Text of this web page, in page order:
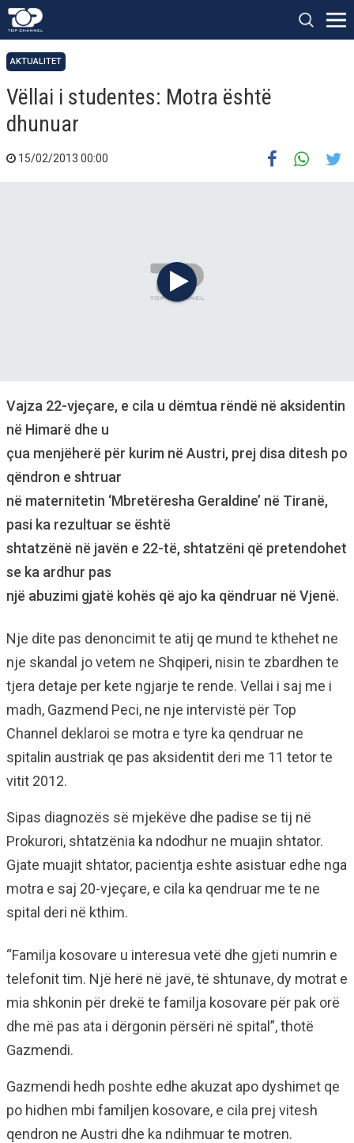
AKTUALITET
Vëllai i studentes: Motra është
dhunuar
15/02/2013 00:00
Vajza 22-vjeçare, e cila u dëmtua rëndë në aksidentin
në Himarë dhe u
çua menjëherë për kurim në Austri, prej disa ditesh po
qëndron e shtruar
në maternitetin ‘Mbretëresha Geraldine’ në Tiranë,
pasi ka rezultuar se është
shtatzënë në javën e 22-të, shtatzëni që pretendohet
se ka ardhur pas
një abuzimi gjatë kohës që ajo ka qëndruar në Vjenë.
Nje dite pas denoncimit te atij qe mund te kthehet ne
nje skandal jo vetem ne Shqiperi, nisin te zbardhen te
tjera detaje per kete ngjarje te rende. Vellai i saj me i
madh, Gazmend Peci, ne nje intervistë për Top
Channel deklaroi se motra e tyre ka qendruar ne
spitalin austriak qe pas aksidentit deri me 11 tetor te
vitit 2012.
Sipas diagnozës së mjekëve dhe padise se tij në
Prokurori, shtatzënia ka ndodhur ne muajin shtator.
Gjate muajit shtator, pacientja eshte asistuar edhe nga
motra e saj 20-vjeçare, e cila ka qendruar me te ne
spital deri në kthim.
“Familja kosovare u interesua vetë dhe gjeti numrin e
telefonit tim. Një herë në javë, të shtunave, dy motrat e
mia shkonin për drekë te familja kosovare për pak orë
dhe më pas ata i dërgonin përsëri në spital”, thotë
Gazmendi.
Gazmendi hedh poshte edhe akuzat apo dyshimet qe
po hidhen mbi familjen kosovare, e cila prej vitesh
qendron ne Austri dhe ka ndihmuar te motren.